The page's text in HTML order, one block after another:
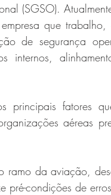
(SGSO).
que
de segurança
internos,
principais fatores
aéreas
ramo da aviação,
condições de